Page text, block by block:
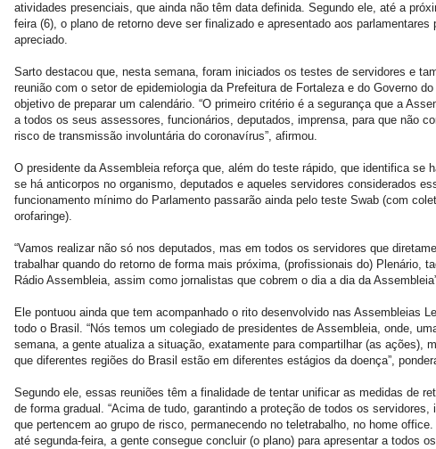
atividades presenciais, que ainda não têm data definida. Segundo ele, até a
feira (6), o plano de retorno deve ser finalizado e apresentado aos parlamentares
apreciado.
Sarto destacou que, nesta semana, foram iniciados os testes de servidores e
reunião com o setor de epidemiologia da Prefeitura de Fortaleza e do Governo
objetivo de preparar um calendário. “O primeiro critério é a segurança que a
a todos os seus assessores, funcionários, deputados, imprensa, para que não
risco de transmissão involuntária do coronavírus”, afirmou.
O presidente da Assembleia reforça que, além do teste rápido, que identifica se
se há anticorpos no organismo, deputados e aqueles servidores considerados
funcionamento mínimo do Parlamento passarão ainda pelo teste Swab (com
orofaringe).
“Vamos realizar não só nos deputados, mas em todos os servidores que
trabalhar quando do retorno de forma mais próxima, (profissionais do) Plenário,
Rádio Assembleia, assim como jornalistas que cobrem o dia a dia da
Ele pontuou ainda que tem acompanhado o rito desenvolvido nas Assembleias
todo o Brasil. “Nós temos um colegiado de presidentes de Assembleia, onde,
semana, a gente atualiza a situação, exatamente para compartilhar (as ações),
que diferentes regiões do Brasil estão em diferentes estágios da doença”,
Segundo ele, essas reuniões têm a finalidade de tentar unificar as medidas de
de forma gradual. “Acima de tudo, garantindo a proteção de todos os servidores,
que pertencem ao grupo de risco, permanecendo no teletrabalho, no home
até segunda-feira, a gente consegue concluir (o plano) para apresentar a todos